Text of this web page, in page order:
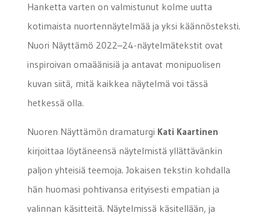
Hanketta varten on valmistunut kolme uutta
kotimaista nuortennäytelmää ja yksi käännösteksti.
Nuori Näyttämö 2022–24-näytelmätekstit ovat
inspiroivan omaäänisiä ja antavat monipuolisen
kuvan siitä, mitä kaikkea näytelmä voi tässä
hetkessä olla.
Nuoren Näyttämön dramaturgi Kati Kaartinen
kirjoittaa löytäneensä näytelmistä yllättävänkin
paljon yhteisiä teemoja. Jokaisen tekstin kohdalla
hän huomasi pohtivansa erityisesti empatian ja
valinnan käsitteitä. Näytelmissä käsitellään, ja